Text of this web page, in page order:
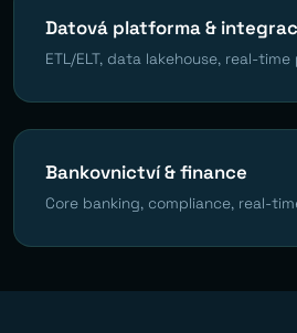
Datová platforma &
ETL/ELT, data lakehouse, real-time
Bankovnictví & finance
Core banking, compliance, real-